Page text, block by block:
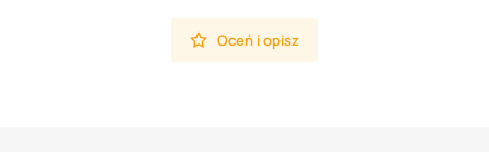
Oceń i opisz